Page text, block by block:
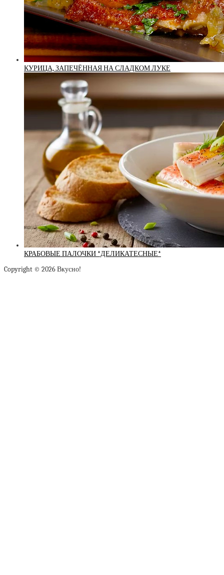
КУРИЦА, ЗАПЕЧЁННАЯ НА СЛАДКОМ ЛУКЕ
КРАБОВЫЕ ПАЛОЧКИ *ДЕЛИКАТЕСНЫЕ*
Copyright © 2026 Вкусно!